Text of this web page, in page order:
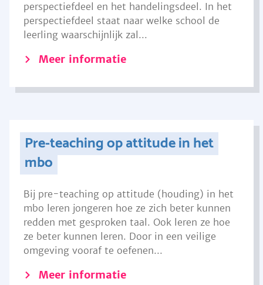
perspectiefdeel en het handelingsdeel. In het
perspectiefdeel staat naar welke school de
leerling waarschijnlijk zal...
Meer informatie
Pre-teaching op attitude in het
mbo
Bij pre-teaching op attitude (houding) in het
mbo leren jongeren hoe ze zich beter kunnen
redden met gesproken taal. Ook leren ze hoe
ze beter kunnen leren. Door in een veilige
omgeving vooraf te oefenen...
Meer informatie